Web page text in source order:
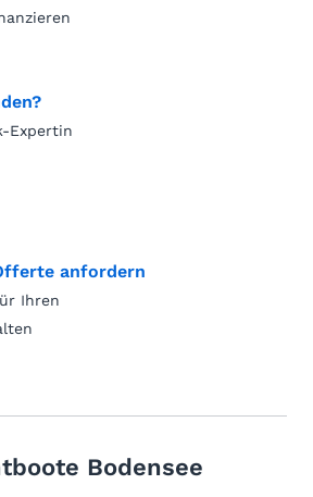
Expertin
anfordern
Ihren
Bodensee